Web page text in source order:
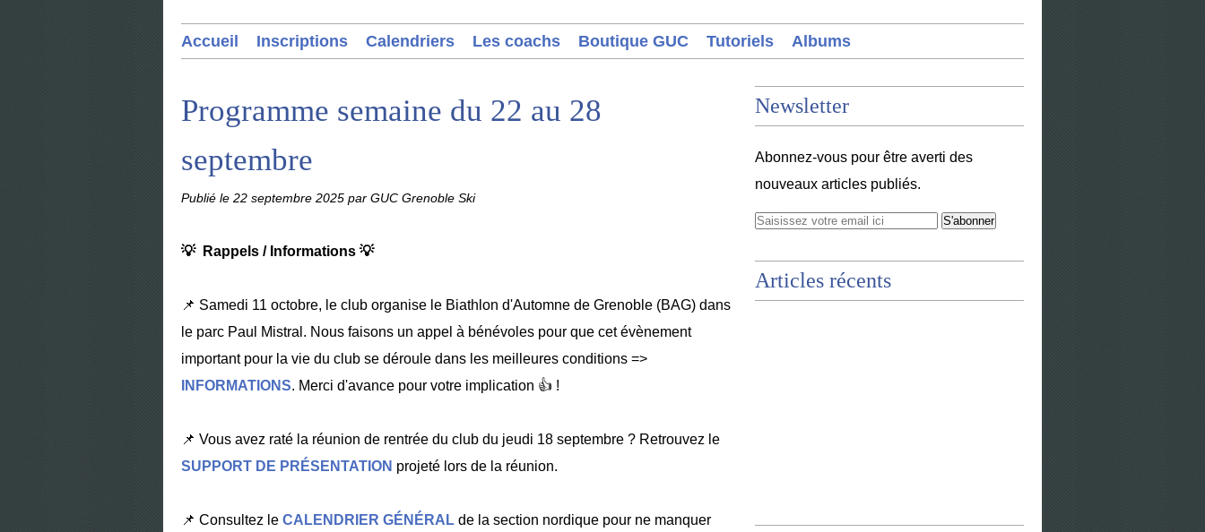
Accueil Inscriptions Calendriers Les coachs Boutique GUC Tutoriels Albums
Programme semaine du 22 au 28
septembre
Publié le 22 septembre 2025 par GUC Grenoble Ski
💡 Rappels / Informations 💡
📌 Samedi 11 octobre, le club organise le Biathlon d'Automne de Grenoble (BAG) dans
le parc Paul Mistral. Nous faisons un appel à bénévoles pour que cet évènement
important pour la vie du club se déroule dans les meilleures conditions =>
INFORMATIONS. Merci d'avance pour votre implication 👍 !
📌 Vous avez raté la réunion de rentrée du club du jeudi 18 septembre ? Retrouvez le
SUPPORT DE PRÉSENTATION projeté lors de la réunion.
📌 Consultez le CALENDRIER GÉNÉRAL de la section nordique pour ne manquer
Newsletter
Abonnez-vous pour être averti des
nouveaux articles publiés.
Articles récents